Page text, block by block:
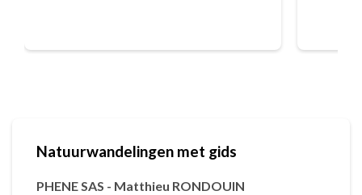
Natuurwandelingen met gids
PHENE SAS - Matthieu RONDOUIN